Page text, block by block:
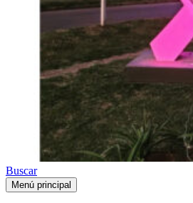
Buscar
Menú principal